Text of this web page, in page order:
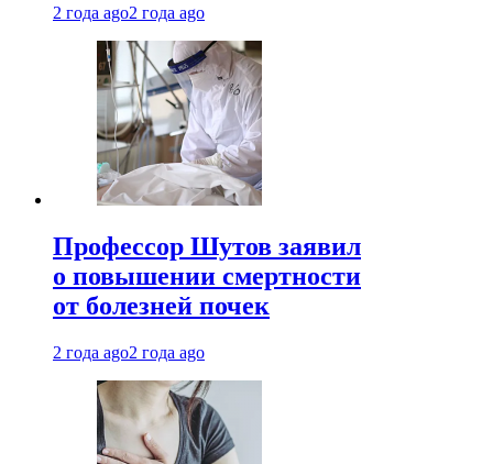
2 года ago2 года ago
Профессор Шутов заявил
о повышении смертности
от болезней почек
2 года ago2 года ago